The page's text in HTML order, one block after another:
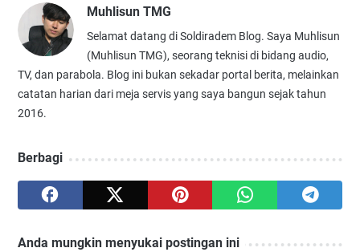
Muhlisun TMG
Selamat datang di Soldiradem Blog. Saya Muhlisun
(Muhlisun TMG), seorang teknisi di bidang audio,
TV, dan parabola. Blog ini bukan sekadar portal berita, melainkan
catatan harian dari meja servis yang saya bangun sejak tahun
2016.
Berbagi
Anda mungkin menyukai postingan ini